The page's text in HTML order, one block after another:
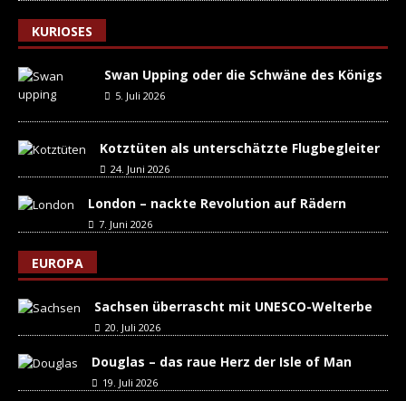
KURIOSES
Swan Upping oder die Schwäne des Königs
5. Juli 2026
Kotztüten als unterschätzte Flugbegleiter
24. Juni 2026
London – nackte Revolution auf Rädern
7. Juni 2026
EUROPA
Sachsen überrascht mit UNESCO-Welterbe
20. Juli 2026
Douglas – das raue Herz der Isle of Man
19. Juli 2026